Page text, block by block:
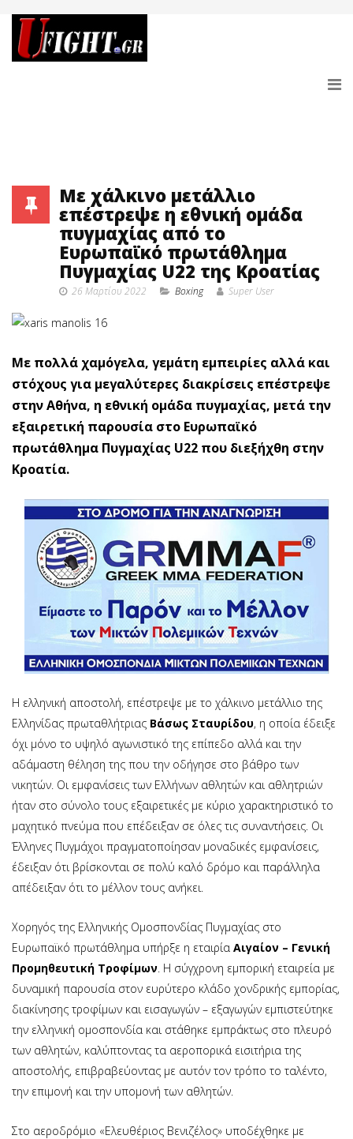
Με χάλκινο μετάλλιο
επέστρεψε η εθνική ομάδα
πυγμαχίας από το
Ευρωπαϊκό πρωτάθλημα
Πυγμαχίας U22 της Κροατίας
26 Μαρτίου 2022 Boxing Super User
Με πολλά χαμόγελα, γεμάτη εμπειρίες αλλά και
στόχους για μεγαλύτερες διακρίσεις επέστρεψε
στην Αθήνα, η εθνική ομάδα πυγμαχίας, μετά την
εξαιρετική παρουσία στο Ευρωπαϊκό
πρωτάθλημα Πυγμαχίας U22 που διεξήχθη στην
Κροατία.
Η ελληνική αποστολή, επέστρεψε με το χάλκινο μετάλλιο της
Ελληνίδας πρωταθλήτριας Βάσως Σταυρίδου, η οποία έδειξε
όχι μόνο το υψηλό αγωνιστικό της επίπεδο αλλά και την
αδάμαστη θέληση της που την οδήγησε στο βάθρο των
νικητών. Οι εμφανίσεις των Ελλήνων αθλητών και αθλητριών
ήταν στο σύνολο τους εξαιρετικές με κύριο χαρακτηριστικό το
μαχητικό πνεύμα που επέδειξαν σε όλες τις συναντήσεις. Οι
Έλληνες Πυγμάχοι πραγματοποίησαν μοναδικές εμφανίσεις,
έδειξαν ότι βρίσκονται σε πολύ καλό δρόμο και παράλληλα
απέδειξαν ότι το μέλλον τους ανήκει.
Χορηγός της Ελληνικής Ομοσπονδίας Πυγμαχίας στο
Ευρωπαϊκό πρωτάθλημα υπήρξε η εταιρία Αιγαίον – Γενική
Προμηθευτική Τροφίμων. Η σύγχρονη εμπορική εταιρεία με
δυναμική παρουσία στον ευρύτερο κλάδο χονδρικής εμπορίας,
διακίνησης τροφίμων και εισαγωγών – εξαγωγών εμπιστεύτηκε
την ελληνική ομοσπονδία και στάθηκε εμπράκτως στο πλευρό
των αθλητών, καλύπτοντας τα αεροπορικά εισιτήρια της
αποστολής, επιβραβεύοντας με αυτόν τον τρόπο το ταλέντο,
την επιμονή και την υπομονή των αθλητών.
Στο αεροδρόμιο «Ελευθέριος Βενιζέλος» υποδέχθηκε με